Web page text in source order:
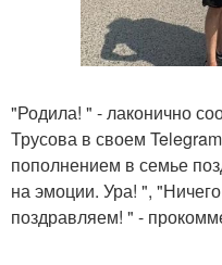
"Родила! " - лаконично
Трусова в своем
пополнением в семье
на эмоции. Ура! ",
поздравляем! " -